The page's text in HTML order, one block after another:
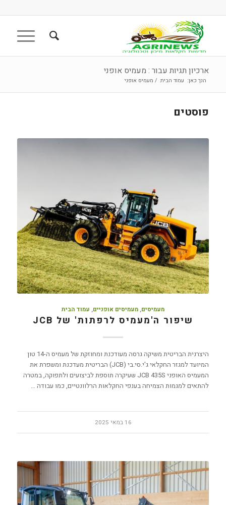
ארכיון תגיות עבור : מעמיס אופני
הנך כאן: עמוד הבית / מעמיס אופני
פוסטים
מעמיסים, מעמיסים אופניים, עמוד הבית
שיפור ה'מעמיס לרפתות' של JCB
היצרנית הבריטית משיקה גרסה מעודכנת ומחוזקת של מעמיס ה-14 טון
המיועד למגזר החקלאי ג'י.סי.בי (JCB) הבריטית מעדכנת ומשפרת את
המעמיס האופני JCB 435S שעיקרה תוספת לביצועים ולתפוקה, במטרה
להתאים למגמות הצמיחה בענפי החקלאות הרלוונטיים, כמו עבודה …
16 במאי 2025